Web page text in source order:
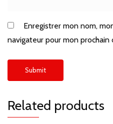
Enregistrer mon nom,
navigateur pour mon prochain
Related products